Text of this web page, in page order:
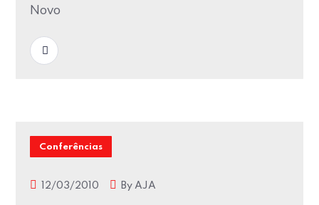
Novo
Conferências
12/03/2010 By AJA